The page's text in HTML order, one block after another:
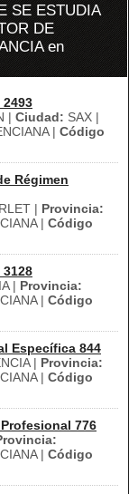
SE ESTUDIA
DE
en
| Ciudad: SAX |
| Código
Régimen
| Provincia:
| Código
| Provincia:
| Código
Específica 844
| Provincia:
| Código
776
| Código